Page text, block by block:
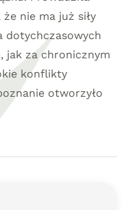
nie ma już siły
dotychczasowych
jak za chronicznym
konflikty
otworzyło